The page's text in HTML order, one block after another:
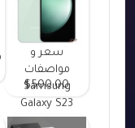
سعر و
مواصفات
Samsung
Galaxy S23
FE ومميزات
$500.00